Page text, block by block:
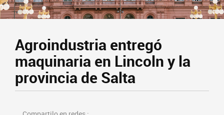
Agroindustria entregó
maquinaria en Lincoln y la
provincia de Salta